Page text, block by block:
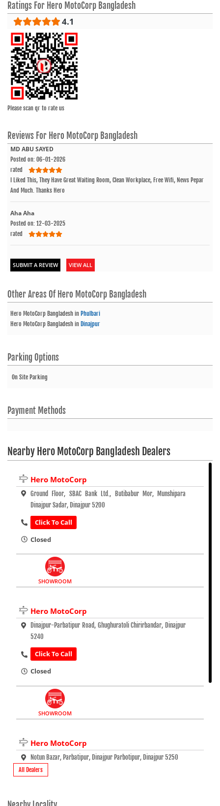
Ratings For Hero MotoCorp Bangladesh
4.1
Please scan qr to rate us
Reviews For Hero MotoCorp Bangladesh
MD ABU SAYED
Posted on: 06-01-2026
rated
I Liked This, They Have Great Waiting Room, Clean Workplace, Free Wifi, News Pepar
And Much. Thanks Hero
Aha Aha
Posted on: 12-03-2025
rated
SUBMIT A REVIEW VIEW ALL
Other Areas Of Hero MotoCorp Bangladesh
Hero MotoCorp Bangladeshin Phulbari
Hero MotoCorp Bangladeshin Dinajpur
Parking Options
On Site Parking
Payment Methods
Nearby Hero MotoCorp Bangladesh Dealers
Hero MotoCorp
Ground Floor, SBAC Bank Ltd., Butibabur Mor, Munshipara
Dinajpur Sadar, Dinajpur 5200
Click To Call
Closed
SHOWROOM
Hero MotoCorp
Dinajpur-Parbatipur Road, Ghughuratoli Chirirbandar, Dinajpur
5240
Click To Call
Closed
SHOWROOM
Hero MotoCorp
Notun Bazar, Parbatipur, Dinajpur Parbotipur, Dinajpur 5250
Click To Call
All Dealers